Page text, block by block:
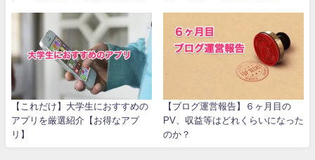
【これだけ】大学生におすすめの
アプリを厳選紹介【お得なアプ
リ】
【ブログ運営報告】６ヶ月目の
PV、収益等はどれくらいになった
のか？